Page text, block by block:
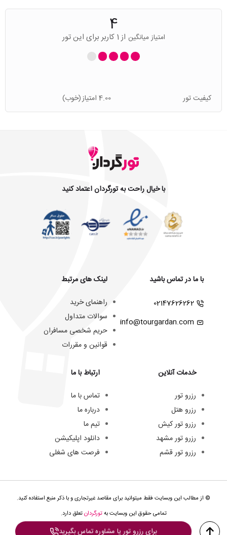
4
امتیاز میانگین از 1 کاربر برای این تور
کیفیت تور 4.00 امتیاز (خوب)
برای رزرو تور یا مشاوره تماس بگیرید
با خیال راحت به تورگردان اعتماد کنید
با ما در تماس باشید
02147626262
info@tourgardan.com
خدمات آنلاین
رزرو تور
رزرو هتل
رزرو تور کیش
رزرو تور مشهد
رزرو تور قشم
لینک های مرتبط
راهنمای خرید
سوالات متداول
حریم شخصی مسافران
قوانین و مقررات
ارتباط با ما
تماس با ما
درباره ما
تیم ما
دانلود اپلیکیشن
فرصت های شغلی
© از مطالب این وبسایت فقط میتوانید برای مقاصد غیرتجاری و با ذکر منبع استفاده کنید.
تمامی حقوق این وبسایت بهتورگردانتعلق دارد.